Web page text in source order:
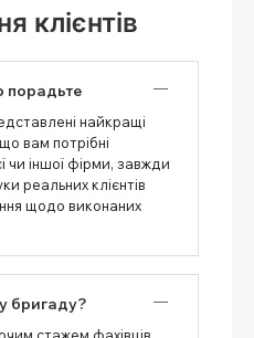
клієнтів
порадьте
найкращі
вам потрібні
чи іншої фірми, завжди
реальних клієнтів
щодо виконаних
бригаду?
стажем фахівців.